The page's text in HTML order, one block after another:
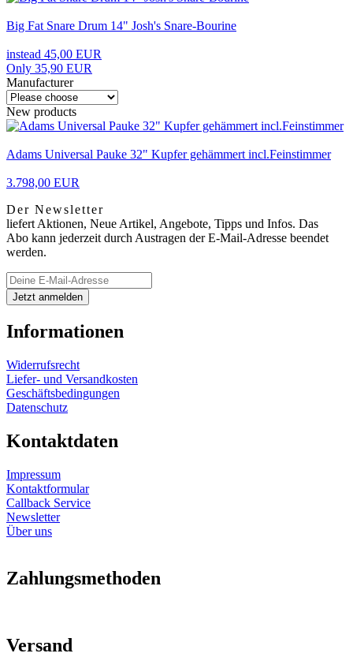
Big Fat Snare Drum 14" Josh's Snare-Bourine
instead 45,00 EUR
Only 35,90 EUR
Manufacturer
New products
Adams Universal Pauke 32" Kupfer gehämmert incl.Feinstimmer
3.798,00 EUR
Der Newsletter
liefert Aktionen, Neue Artikel, Angebote, Tipps und Infos. Das
Abo kann jederzeit durch Austragen der E-Mail-Adresse beendet
werden.
Informationen
Widerrufsrecht
Liefer- und Versandkosten
Geschäftsbedingungen
Datenschutz
Kontaktdaten
Impressum
Kontaktformular
Callback Service
Newsletter
Über uns
Zahlungsmethoden
Versand